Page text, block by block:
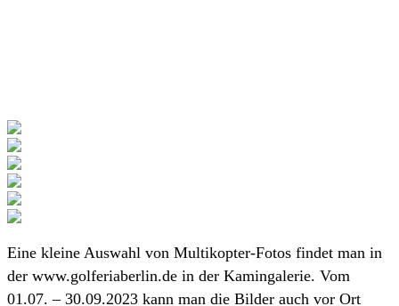
Eine kleine Auswahl von Multikopter-Fotos findet man in
der www.golferiaberlin.de in der Kamingalerie. Vom
01.07. – 30.09.2023 kann man die Bilder auch vor Ort